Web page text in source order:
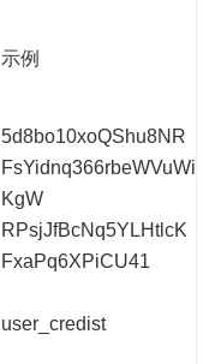
示例
5d8bo10xoQShu8NR
FsYidnq366rbeWVuWi
KgW
RPsjJfBcNq5YLHtlcK
FxaPq6XPiCU41
user_credist